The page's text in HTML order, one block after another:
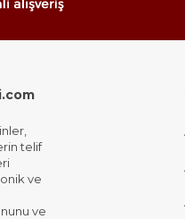
telif
ve
ve